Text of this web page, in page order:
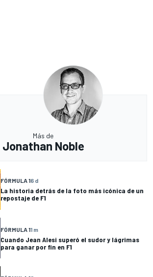
Más de
Jonathan Noble
FÓRMULA 16 d
La historia detrás de la foto más icónica de un
repostaje de F1
FÓRMULA 11 m
Cuando Jean Alesi superó el sudor y lágrimas
para ganar por fin en F1